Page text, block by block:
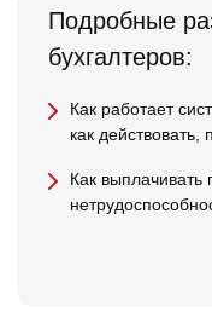
Подробные
бухгалтеров:
Как работает
как
Как